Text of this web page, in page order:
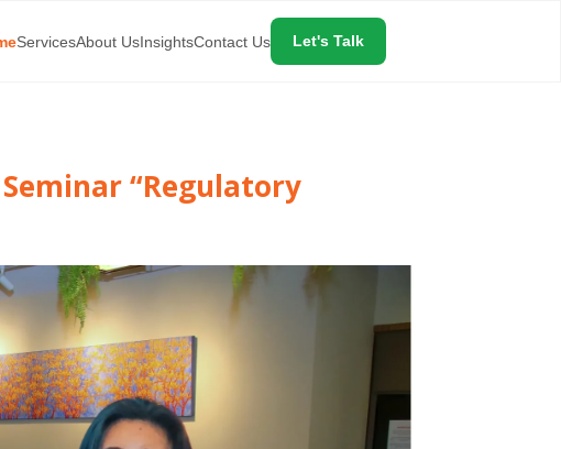
ServicesAbout UsInsightsContact Us Let's Talk
“Regulatory